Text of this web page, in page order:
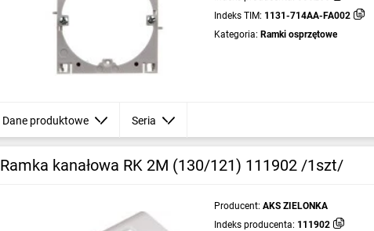
Indeks TIM: 1131-714AA-FA002
Kategoria: Ramki osprzętowe
Dane produktowe Seria
Ramka kanałowa RK 2M (130/121) 111902 /1szt/
Producent: AKS ZIELONKA
Indeks producenta: 111902